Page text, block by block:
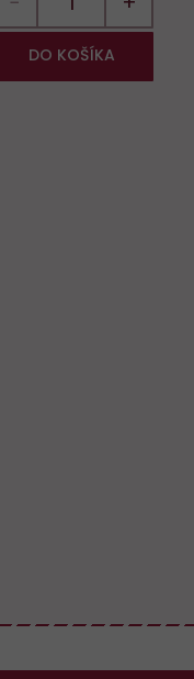
DO KOŠÍKA